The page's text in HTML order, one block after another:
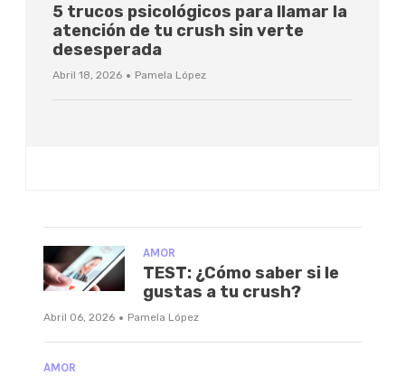
5 trucos psicológicos para llamar la
atención de tu crush sin verte
desesperada
Abril 18, 2026 · Pamela López
AMOR
TEST: ¿Cómo saber si le
gustas a tu crush?
Abril 06, 2026 · Pamela López
AMOR